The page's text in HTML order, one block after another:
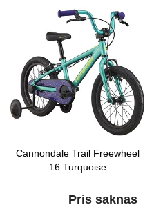
Cannondale Trail Freewheel
16 Turquoise
Pris saknas